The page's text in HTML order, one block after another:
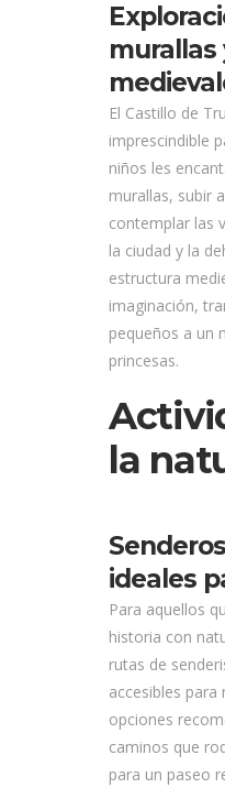
murallas
El Castillo de
imprescindible
niños les
murallas, subir
contemplar las
la ciudad y la
estructura
imaginación,
pequeños a un
princesas.
la
ideales
Para aquellos
historia con
rutas de
accesibles para
opciones
caminos que
para un paseo